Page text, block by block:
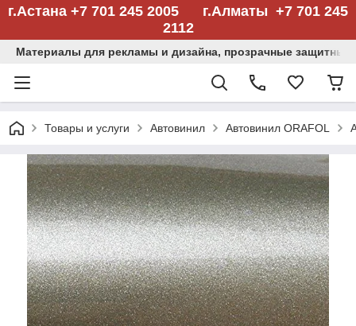
г.Астана +7 701 245 2005 г.Алматы +7 701 245
2112
Материалы для рекламы и дизайна, прозрачные защитные
Товары и услуги Автовинил Автовинил ORAFOL